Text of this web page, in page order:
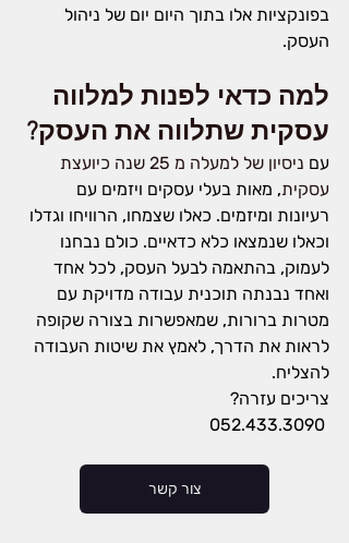
בפונקציות אלו בתוך היום יום של ניהול
העסק.
למה כדאי לפנות למלווה
עסקית שתלווה את העסק?
עם
ניסיון של למעלה מ 25 שנה כיועצת
עסקית, מאות בעלי עסקים ויזמים עם
רעיונות ומיזמים. כאלו שצמחו, הרוויחו וגדלו
וכאלו שנמצאו כלא כדאיים. כולם נבחנו
לעמוק, בהתאמה לבעל העסק, לכל אחד
ואחד נבנתה תוכנית עבודה מדויקת עם
מטרות ברורות, שמאפשרות בצורה שקופה
לראות את הדרך, לאמץ את שיטות העבודה
להצליח.
צריכים עזרה?
052.433.3090
צור קשר